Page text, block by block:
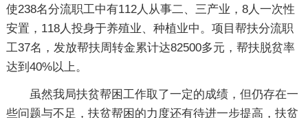
使238名分流职工中有112人从事二、三产业，8人一次性
安置，118人投身于养殖业、种植业中。项目帮扶分流职
工37名，发放帮扶周转金累计达82500多元，帮扶脱贫率
达到40%以上。
虽然我局扶贫帮困工作取了一定的成绩，但仍存在一
些问题与不足，扶贫帮困的力度还有待进一步提高，扶贫